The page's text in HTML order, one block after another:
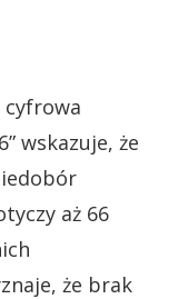
cyfrowa
wskazuje, że
aż 66
że brak